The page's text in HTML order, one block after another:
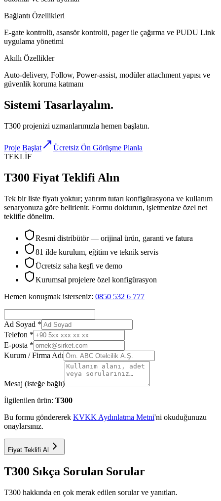
Bağlantı Özellikleri
E-gate kontrolü, asansör kontrolü, pager ile çağırma ve PUDU Link
uygulama yönetimi
Akıllı Özellikler
Auto-delivery, Follow, Power-assist, modüler attachment yapısı ve
güvenlik koruma katmanı
Sistemi Tasarlayalım.
T300 projenizi uzmanlarımızla hemen başlatın.
Proje Başlat
Ücretsiz Ön Görüşme Planla
TEKLİF
T300 Fiyat Teklifi Alın
Tek bir liste fiyatı yoktur; yatırım tutarı konfigürasyona ve kullanım
senaryonuza göre belirlenir. Formu doldurun, işletmenize özel net
teklifle dönelim.
Resmi distribütör — orijinal ürün, garanti ve fatura
81 ilde kurulum, eğitim ve teknik servis
Ücretsiz saha keşfi ve demo
Kurumsal projelere özel konfigürasyon
Hemen konuşmak isterseniz: 0850 532 6 777
Ad Soyad *
Telefon *
E-posta *
Kurum / Firma Adı
Mesaj (isteğe bağlı)
İlgilenilen ürün: T300
Bu formu göndererek KVKK Aydınlatma Metni'ni okuduğunuzu
onaylarsınız.
Fiyat Teklifi Al
T300 Sıkça Sorulan Sorular
T300 hakkında en çok merak edilen sorular ve yanıtları.